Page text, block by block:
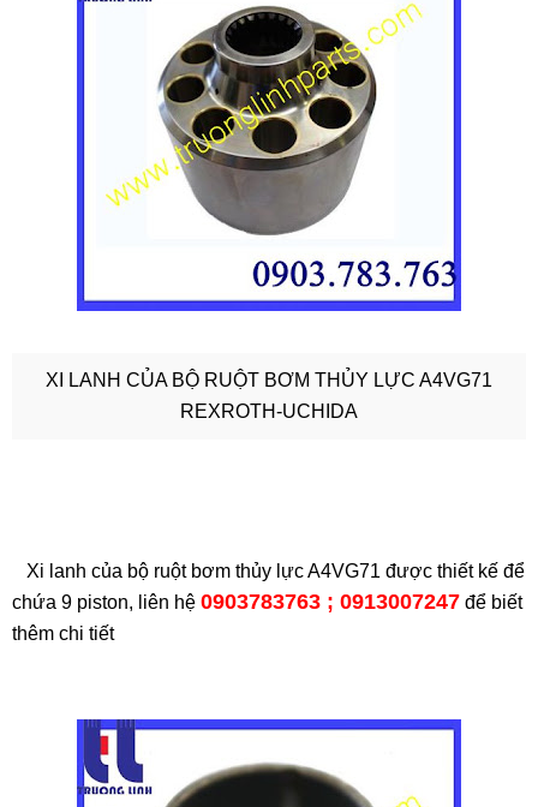
XI LANH CỦA BỘ RUỘT BƠM THỦY LỰC A4VG71
REXROTH-UCHIDA
Xi lanh của bộ ruột bơm thủy lực A4VG71 được thiết kế để
chứa 9 piston, liên hệ 0903783763 ; 0913007247 để biết
thêm chi tiết